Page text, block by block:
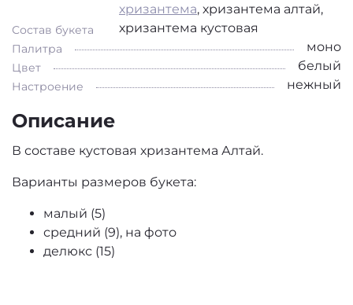
Состав букета
хризантема, хризантема алтай,
хризантема кустовая
Палитра моно
Цвет белый
Настроение нежный
Описание
В составе кустовая хризантема Алтай.
Варианты размеров букета:
малый (5)
средний (9), на фото
делюкс (15)